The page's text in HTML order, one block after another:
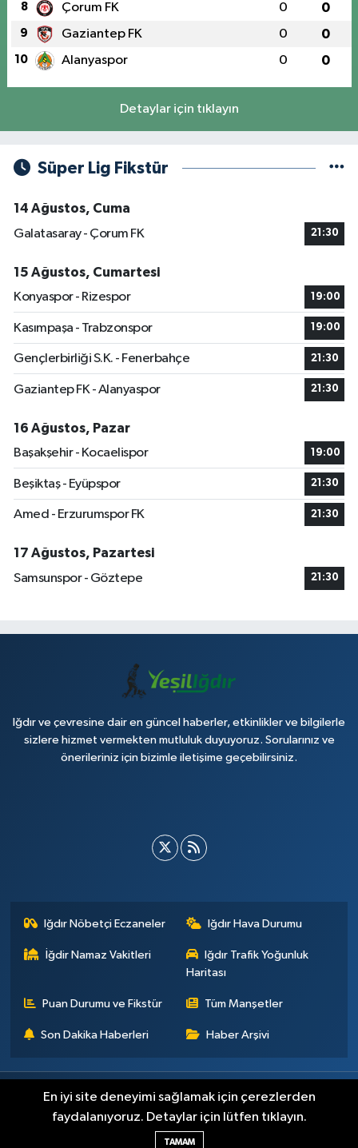
8 Çorum FK 0 0
9 Gaziantep FK 0 0
10 Alanyaspor 0 0
Detaylar için tıklayın
Süper Lig Fikstür
14 Ağustos, Cuma
Galatasaray - Çorum FK
21:30
15 Ağustos, Cumartesi
Konyaspor - Rizespor
19:00
Kasımpaşa - Trabzonspor 19:00
Gençlerbirliği S.K. - Fenerbahçe 21:30
Gaziantep FK - Alanyaspor 21:30
16 Ağustos, Pazar
Başakşehir - Kocaelispor
19:00
Beşiktaş - Eyüpspor 21:30
Amed - Erzurumspor FK 21:30
17 Ağustos, Pazartesi
Samsunspor - Göztepe
21:30
Iğdır ve çevresine dair en güncel haberler, etkinlikler ve bilgilerle
sizlere hizmet vermekten mutluluk duyuyoruz. Sorularınız ve
önerileriniz için bizimle iletişime geçebilirsiniz.
Iğdır Nöbetçi Eczaneler Iğdır Hava Durumu
İğdir Namaz Vakitleri
Iğdır Trafik Yoğunluk
Haritası
Puan Durumu ve Fikstür Tüm Manşetler
Son Dakika Haberleri Haber Arşivi
Künye İletişim Çerez Politikası Gizlilik ilkeleri
Haber Yazılımı:
En iyi site deneyimi sağlamak için çerezlerden
faydalanıyoruz. Detaylar için lütfen tıklayın.
TAMAM